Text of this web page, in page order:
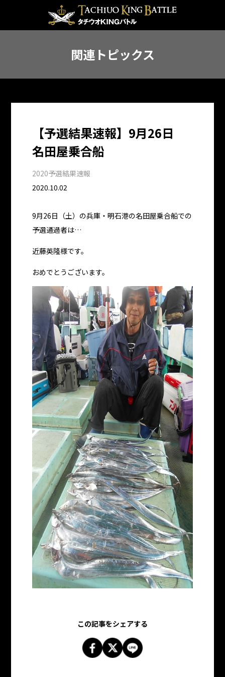
関連トピックス
【予選結果速報】9月26日
名田屋乗合船
2020予選結果速報
2020.10.02
9月26日（土）の兵庫・明石港の名田屋乗合船での
予選通過者は…
近藤英隆様です。
おめでとうございます。
この記事をシェアする